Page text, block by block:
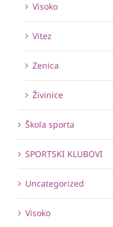
Visoko
Vitez
Zenica
Živinice
Škola sporta
SPORTSKI KLUBOVI
Uncategorized
Visoko